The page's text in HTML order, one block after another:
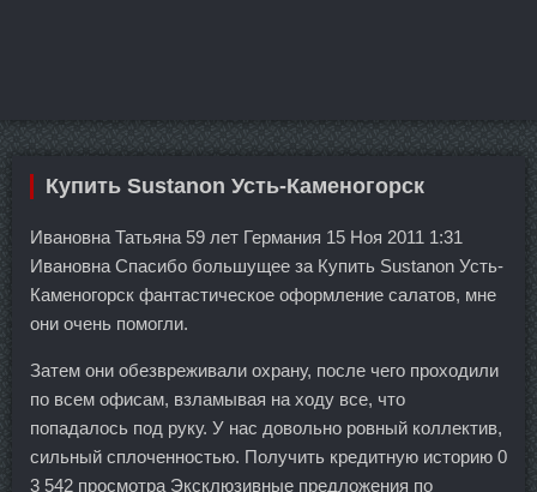
Купить Sustanon Усть-Каменогорск
Ивановна Татьяна 59 лет Германия 15 Ноя 2011 1:31
Ивановна Спасибо большущее за Купить Sustanon Усть-
Каменогорск фантастическое оформление салатов, мне
они очень помогли.
Затем они обезвреживали охрану, после чего проходили
по всем офисам, взламывая на ходу все, что
попадалось под руку. У нас довольно ровный коллектив,
сильный сплоченностью. Получить кредитную историю 0
3 542 просмотра Эксклюзивные предложения по